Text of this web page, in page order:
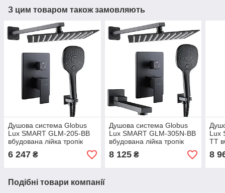
З цим товаром також замовляють
Душова система Globus
Lux SMART GLM-205-BB
вбудована лійка тропік
25*25см змішувач без
виливу латунь
6 247 ₴
Душова система Globus
Lux SMART GLM-305N-BB
вбудована лійка тропік
25*25см змішувач з
виливом латунь
8 125₴
Lux
TT
8
Подібні товари компанії